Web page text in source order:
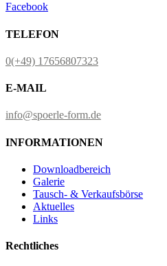
Facebook
TELEFON
0(+49) 17656807323
E-MAIL
info@spoerle-form.de
INFORMATIONEN
Downloadbereich
Galerie
Tausch- & Verkaufsbörse
Aktuelles
Links
Rechtliches